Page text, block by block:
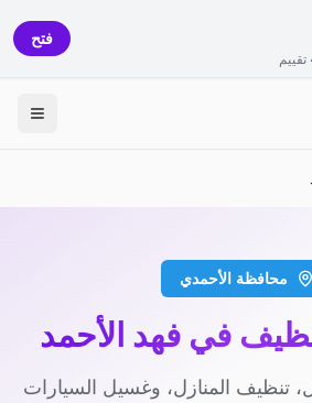
فتح
محافظة الأحمدي
في فهد الأحمد
تنظيف المنازل، وغسيل السيارات